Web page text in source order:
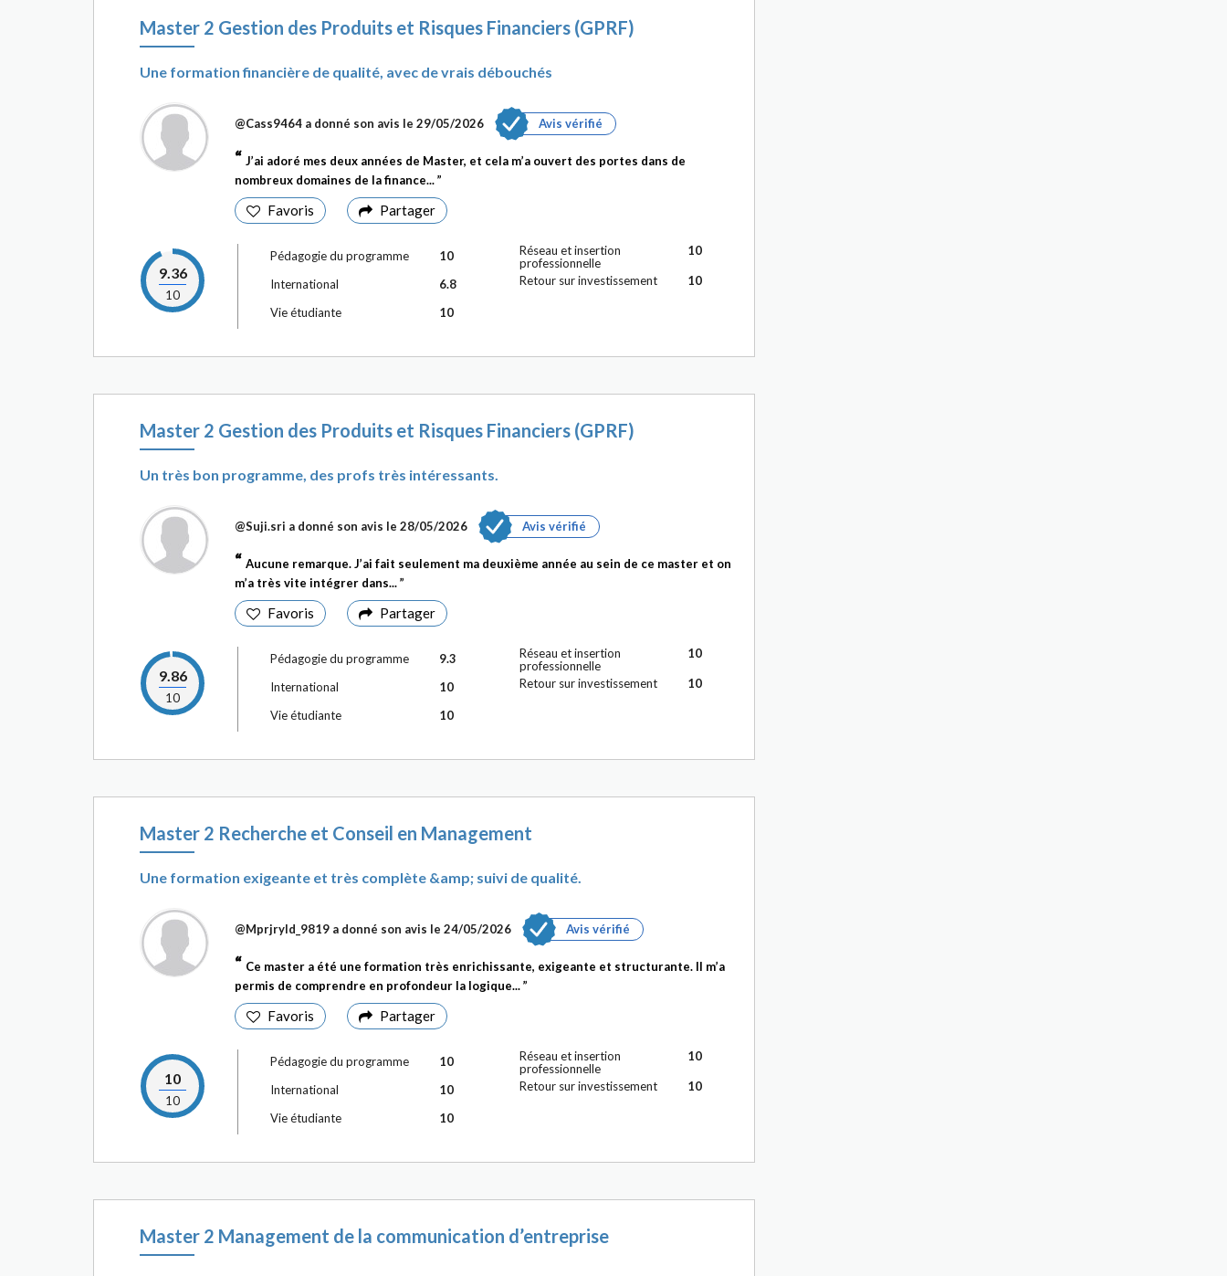
Master 2 Gestion des Produits et Risques Financiers (GPRF)
Une formation financière de qualité, avec de vrais débouchés
@Cass9464 a donné son avis le 29/05/2026 Avis vérifié
J’ai adoré mes deux années de Master, et cela m’a ouvert des portes dans de
nombreux domaines de la finance...
Favoris Partager
9.36
10
Pédagogie du programme
10
International
6.8
Vie étudiante
10
Réseau et insertion
professionnelle
10
Retour sur investissement 10
Master 2 Gestion des Produits et Risques Financiers (GPRF)
Un très bon programme, des profs très intéressants.
@Suji.sri a donné son avis le 28/05/2026 Avis vérifié
Aucune remarque. J’ai fait seulement ma deuxième année au sein de ce master et on
m’a très vite intégrer dans...
Favoris Partager
9.86
10
Pédagogie du programme
9.3
International
10
Vie étudiante
10
Réseau et insertion
professionnelle
10
Retour sur investissement 10
Master 2 Recherche et Conseil en Management
Une formation exigeante et très complète &amp; suivi de qualité.
@Mprjryld_9819 a donné son avis le 24/05/2026 Avis vérifié
Ce master a été une formation très enrichissante, exigeante et structurante. Il m’a
permis de comprendre en profondeur la logique...
Favoris Partager
10
10
Pédagogie du programme
10
International
10
Vie étudiante
10
Réseau et insertion
professionnelle
10
Retour sur investissement 10
Master 2 Management de la communication d’entreprise